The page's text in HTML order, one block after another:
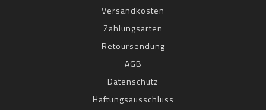
Versandkosten
Zahlungsarten
Retoursendung
AGB
Datenschutz
Haftungsausschluss